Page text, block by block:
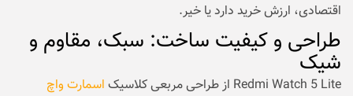
اقتصادی، ارزش خرید دارد یا خیر.
طراحی و کیفیت ساخت: سبک، مقاوم و
شیک
Redmi Watch 5 Lite از طراحی مربعی کلاسیک
اسمارت واچ